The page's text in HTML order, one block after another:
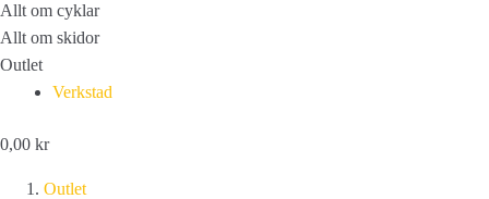
Allt om cyklar
Allt om skidor
Outlet
Verkstad
0,00 kr
Outlet